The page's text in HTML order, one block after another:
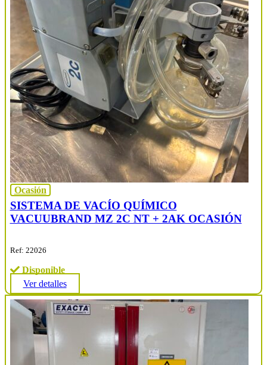
Ocasión
SISTEMA DE VACÍO QUÍMICO
VACUUBRAND MZ 2C NT + 2AK OCASIÓN
Ref: 22026
Disponible
Ver detalles